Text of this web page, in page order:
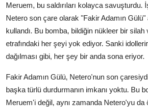
Meruem, bu saldırıları kolayca savuşturdu.
Netero son çare olarak "Fakir Adamın Gülü"
kullandı. Bu bomba, bildiğin nükleer bir silah
etrafındaki her şeyi yok ediyor. Sanki
dağılması gibi, her şey bir anda sona eriyor.
Fakir Adamın Gülü, Netero'nun son
başka türlü durdurmanın imkanı yoktu. Bu
Meruem'i değil, aynı zamanda Netero'yu da